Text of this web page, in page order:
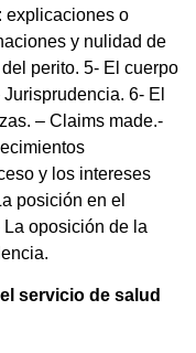
explicaciones o
y nulidad de
perito. 5- El cuerpo
6- El
– Claims made.-
y los intereses
posición en el
oposición de la
servicio de salud